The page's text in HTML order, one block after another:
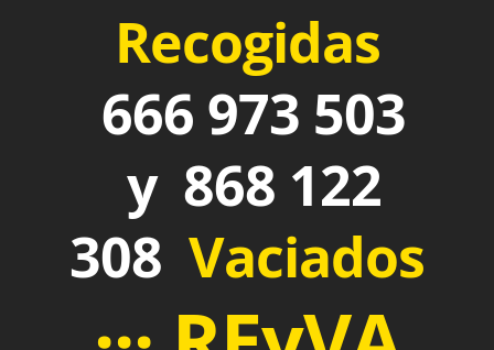
Recogidas
666 973 503
y 868 122
308 Vaciados